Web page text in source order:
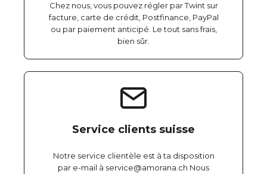
Chez nous, vous pouvez régler par Twint sur
facture, carte de crédit, Postfinance, PayPal
ou par paiement anticipé. Le tout sans frais,
bien sûr.
Service clients suisse
Notre service clientèle est à ta disposition
par e-mail à service@amorana.ch Nous